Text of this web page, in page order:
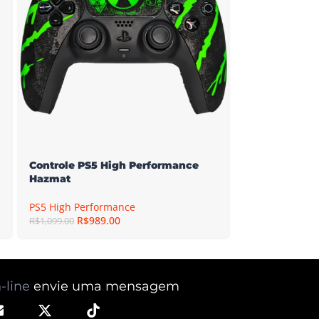
Controle PS5 High Performance
Hazmat
PS5 High Performance
R$1,099.00 R$989.00
line envie uma mensagem